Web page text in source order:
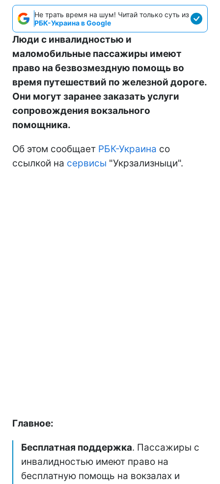
Не трать время на шум! Читай только суть из
РБК-Украина в Google
Люди с инвалидностью и
маломобильные пассажиры имеют
право на безвозмездную помощь во
время путешествий по железной дороге.
Они могут заранее заказать услуги
сопровождения вокзального
помощника.
Об этом сообщает РБК-Украина со
ссылкой на сервисы "Укрзализныци".
Главное:
Бесплатная поддержка. Пассажиры с
инвалидностью имеют право на
бесплатную помощь на вокзалах и